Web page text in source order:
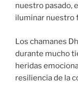
nuestro pasado,
iluminar nuestro
Los chamanes
durante mucho
heridas
resiliencia de la